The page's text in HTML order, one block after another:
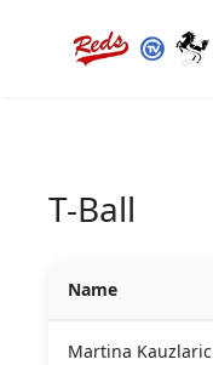
T-Ball
Name
Martina Kauzlaric